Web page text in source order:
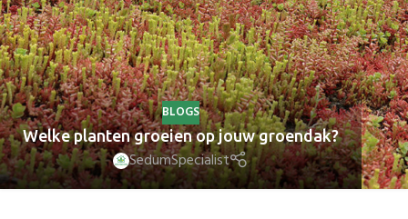
BLOGS
Welke planten groeien op jouw groendak?
SedumSpecialist